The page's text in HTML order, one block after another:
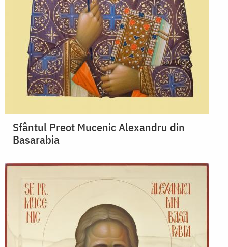
Sfântul Preot Mucenic Alexandru din
Basarabia